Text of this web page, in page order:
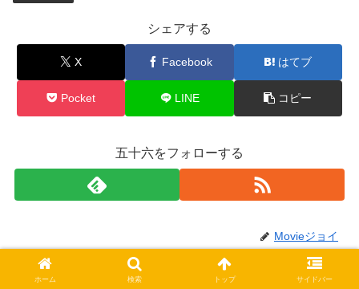
シェアする
X Facebook はてブ
Pocket LINE コピー
五十六をフォローする
Movieジョイ
ホーム 検索 トップ サイドバー